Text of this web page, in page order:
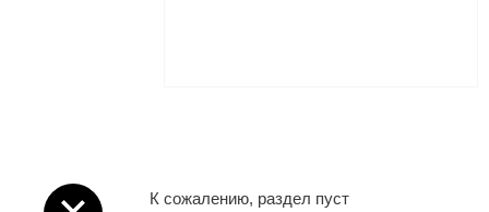
К сожалению, раздел пуст